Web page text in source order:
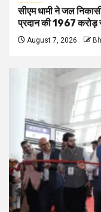
सीएम धामी ने जल
प्रदान की 1967 करोड़
August 7, 2026